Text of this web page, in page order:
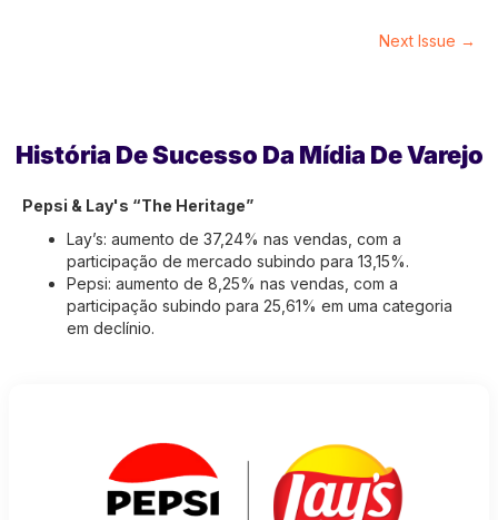
Next Issue →
História De Sucesso Da Mídia De Varejo
Pepsi & Lay's “The Heritage”
Lay’s: aumento de 37,24% nas vendas, com a
participação de mercado subindo para 13,15%.
Pepsi: aumento de 8,25% nas vendas, com a
participação subindo para 25,61% em uma categoria
em declínio.